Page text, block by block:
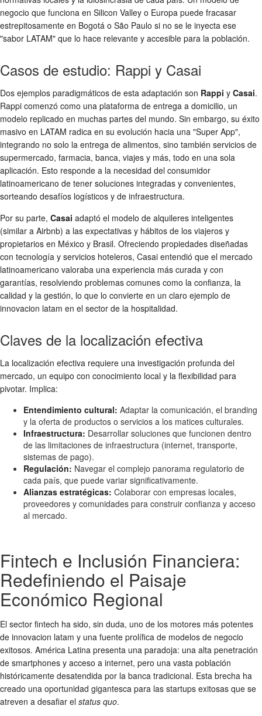
negocio que funciona en Silicon Valley o Europa puede fracasar
estrepitosamente en Bogotá o São Paulo si no se le inyecta ese
"sabor LATAM" que lo hace relevante y accesible para la población.
Casos de estudio: Rappi y Casai
Dos ejemplos paradigmáticos de esta adaptación son Rappi y Casai.
Rappi comenzó como una plataforma de entrega a domicilio, un
modelo replicado en muchas partes del mundo. Sin embargo, su éxito
masivo en LATAM radica en su evolución hacia una "Super App",
integrando no solo la entrega de alimentos, sino también servicios de
supermercado, farmacia, banca, viajes y más, todo en una sola
aplicación. Esto responde a la necesidad del consumidor
latinoamericano de tener soluciones integradas y convenientes,
sorteando desafíos logísticos y de infraestructura.
Por su parte, Casai adaptó el modelo de alquileres inteligentes
(similar a Airbnb) a las expectativas y hábitos de los viajeros y
propietarios en México y Brasil. Ofreciendo propiedades diseñadas
con tecnología y servicios hoteleros, Casai entendió que el mercado
latinoamericano valoraba una experiencia más curada y con
garantías, resolviendo problemas comunes como la confianza, la
calidad y la gestión, lo que lo convierte en un claro ejemplo de
innovacion latam en el sector de la hospitalidad.
Claves de la localización efectiva
La localización efectiva requiere una investigación profunda del
mercado, un equipo con conocimiento local y la flexibilidad para
pivotar. Implica:
Entendimiento cultural: Adaptar la comunicación, el branding
y la oferta de productos o servicios a los matices culturales.
Infraestructura: Desarrollar soluciones que funcionen dentro
de las limitaciones de infraestructura (internet, transporte,
sistemas de pago).
Regulación: Navegar el complejo panorama regulatorio de
cada país, que puede variar significativamente.
Alianzas estratégicas: Colaborar con empresas locales,
proveedores y comunidades para construir confianza y acceso
al mercado.
Fintech e Inclusión Financiera:
Redefiniendo el Paisaje
Económico Regional
El sector fintech ha sido, sin duda, uno de los motores más potentes
de innovacion latam y una fuente prolífica de modelos de negocio
exitosos. América Latina presenta una paradoja: una alta penetración
de smartphones y acceso a internet, pero una vasta población
históricamente desatendida por la banca tradicional. Esta brecha ha
creado una oportunidad gigantesca para las startups exitosas que se
atreven a desafiar el status quo.